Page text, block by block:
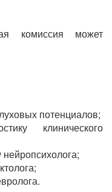
комиссия может
потенциалов;
клинического
нейропсихолога;